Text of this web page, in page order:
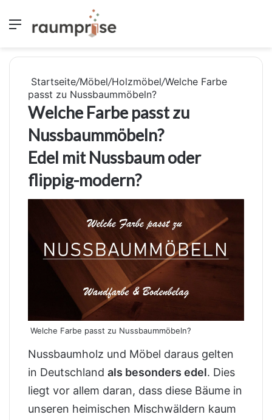
Menü
Startseite/Möbel/Holzmöbel/Welche Farbe
passt zu Nussbaummöbeln?
Welche Farbe passt zu
Nussbaummöbeln?
Edel mit Nussbaum oder
flippig-modern?
Welche Farbe passt zu Nussbaummöbeln?
Nussbaumholz und Möbel daraus gelten
in Deutschland als besonders edel. Dies
liegt vor allem daran, dass diese Bäume in
unseren heimischen Mischwäldern kaum